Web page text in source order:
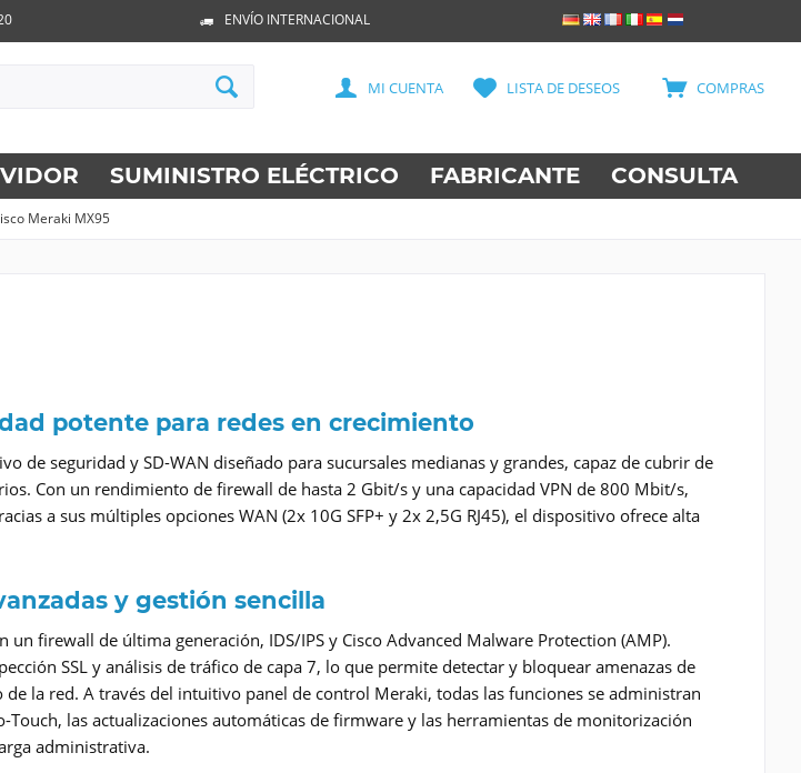
ENVÍO INTERNACIONAL
COMPRAS
LISTA DE DESEOS
MI CUENTA
SUMINISTRO ELÉCTRICO FABRICANTE CONSULTA
Meraki MX95
potente para redes en crecimiento
de seguridad y SD-WAN diseñado para sucursales medianas y grandes, capaz de cubrir de
Con un rendimiento de firewall de hasta 2 Gbit/s y una capacidad VPN de 800 Mbit/s,
a sus múltiples opciones WAN (2x 10G SFP+ y 2x 2,5G RJ45), el dispositivo ofrece alta
y gestión sencilla
un firewall de última generación, IDS/IPS y Cisco Advanced Malware Protection (AMP).
SSL y análisis de tráfico de capa 7, lo que permite detectar y bloquear amenazas de
la red. A través del intuitivo panel de control Meraki, todas las funciones se administran
Touch, las actualizaciones automáticas de firmware y las herramientas de monitorización
administrativa.